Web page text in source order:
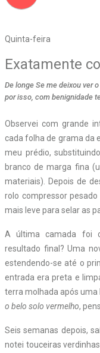
Quinta-feira
Exatamente
De longe Se me deixou ver
por isso, com benignidade
Observei com grande
cada folha de grama da
meu prédio,
branco de marga fina
materiais). Depois de
rolo compressor
mais leve para selar as
A última camada foi
resultado final? Uma
estendendo-se até o
entrada era preta e
terra molhada após uma
o belo solo vermelho,
Seis semanas depois,
notei touceiras